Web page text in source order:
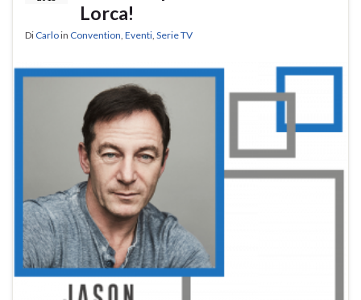
Lorca!
Di Carloin Convention Eventi Serie TV